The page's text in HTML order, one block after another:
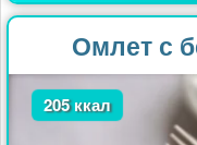
Омлет с
205 ккал